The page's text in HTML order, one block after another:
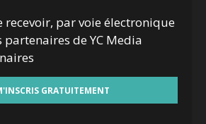
recevoir, par voie électronique
partenaires de YC Media